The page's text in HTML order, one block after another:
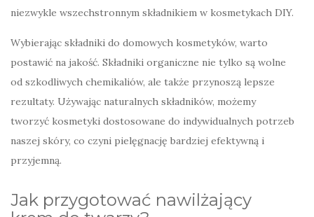
niezwykle wszechstronnym składnikiem w kosmetykach DIY.
Wybierając składniki do domowych kosmetyków, warto
postawić na jakość. Składniki organiczne nie tylko są wolne
od szkodliwych chemikaliów, ale także przynoszą lepsze
rezultaty. Używając naturalnych składników, możemy
tworzyć kosmetyki dostosowane do indywidualnych potrzeb
naszej skóry, co czyni pielęgnację bardziej efektywną i
przyjemną.
Jak przygotować nawilżający